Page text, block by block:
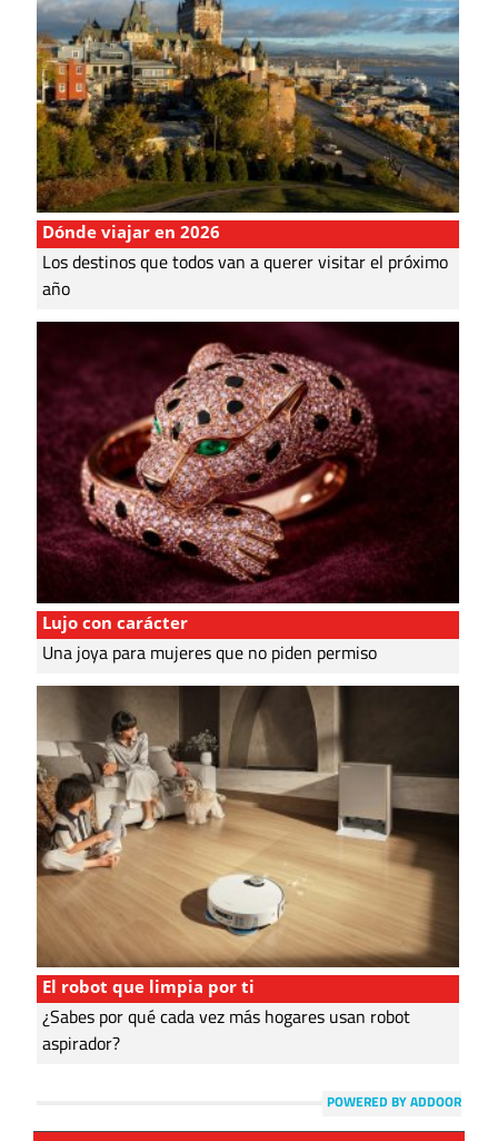
Dónde viajar en 2026
Los destinos que todos van a querer visitar el próximo
año
Lujo con carácter
Una joya para mujeres que no piden permiso
El robot que limpia por ti
¿Sabes por qué cada vez más hogares usan robot
aspirador?
POWERED BY ADDOOR